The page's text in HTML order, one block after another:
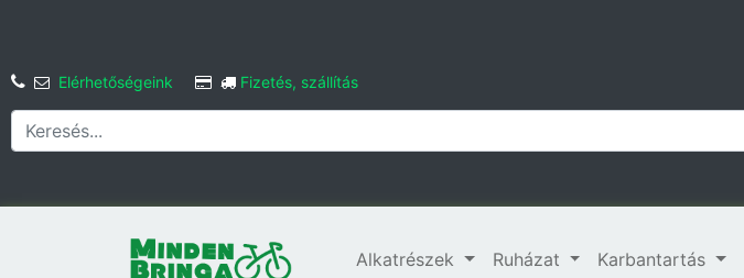
Elérhetőségeink Fizetés, szállítás
Alkatrészek Ruházat Karbantartás